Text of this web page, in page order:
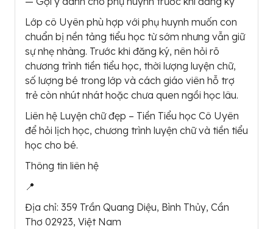
Lớp cô Uyên phù hợp với phụ huynh muốn con
chuẩn bị nền tảng tiểu học từ sớm nhưng vẫn giữ
sự nhẹ nhàng. Trước khi đăng ký, nên hỏi rõ
chương trình tiền tiểu học, thời lượng luyện chữ,
số lượng bé trong lớp và cách giáo viên hỗ trợ
trẻ còn nhút nhát hoặc chưa quen ngồi học lâu.
Liên hệ Luyện chữ đẹp – Tiền Tiểu học Cô Uyên
để hỏi lịch học, chương trình luyện chữ và tiền tiểu
học cho bé.
Thông tin liên hệ
📍
Địa chỉ: 359 Trần Quang Diệu, Bình Thủy, Cần
Thơ 02923, Việt Nam